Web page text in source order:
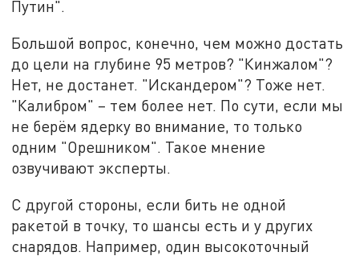
Путин".
Большой вопрос, конечно, чем можно достать
до цели на глубине 95 метров? "Кинжалом"?
Нет, не достанет. "Искандером"? Тоже нет.
"Калибром" – тем более нет. По сути, если мы
не берём ядерку во внимание, то только
одним "Орешником". Такое мнение
озвучивают эксперты.
С другой стороны, если бить не одной
ракетой в точку, то шансы есть и у других
снарядов. Например, один высокоточный